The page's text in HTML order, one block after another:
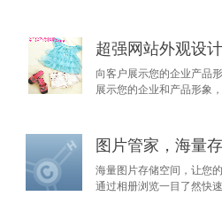
超强网站外观设
向客户展示您的企业产品
展示您的企业和产品形象
图片管家，海量
海量图片存储空间，让您
通过相册浏览一目了然快